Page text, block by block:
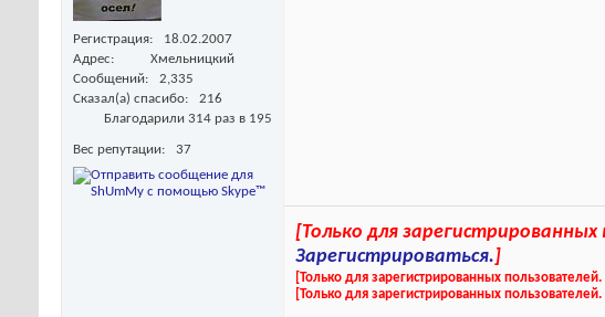
Регистрация
18.02.2007
Адрес
Хмельницкий
Сообщений
2,335
Сказал(а) спасибо
216
Благодарили 314 раз в 195
Вес репутации 37
[Только для зарегистрированных
Зарегистрироваться.]
[Только для зарегистрированных пользователей.
[Только для зарегистрированных пользователей.